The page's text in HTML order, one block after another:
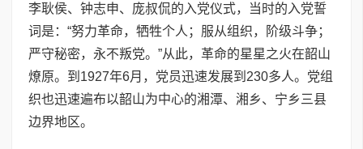
李耿侯、钟志申、庞叔侃的入党仪式，当时的入党誓
词是：“努力革命，牺牲个人；服从组织，阶级斗争；
严守秘密，永不叛党。”从此，革命的星星之火在韶山
燎原。到1927年6月，党员迅速发展到230多人。党组
织也迅速遍布以韶山为中心的湘潭、湘乡、宁乡三县
边界地区。